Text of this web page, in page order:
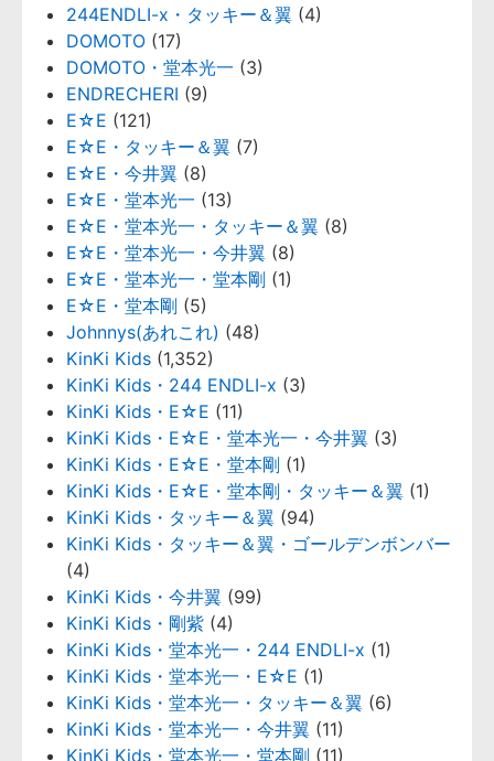
244ENDLI-x・タッキー＆翼 (4)
DOMOTO (17)
DOMOTO・堂本光一 (3)
ENDRECHERI (9)
E☆E (121)
E☆E・タッキー＆翼 (7)
E☆E・今井翼 (8)
E☆E・堂本光一 (13)
E☆E・堂本光一・タッキー＆翼 (8)
E☆E・堂本光一・今井翼 (8)
E☆E・堂本光一・堂本剛 (1)
E☆E・堂本剛 (5)
Johnnys(あれこれ) (48)
KinKi Kids (1,352)
KinKi Kids・244 ENDLI-x (3)
KinKi Kids・E☆E (11)
KinKi Kids・E☆E・堂本光一・今井翼 (3)
KinKi Kids・E☆E・堂本剛 (1)
KinKi Kids・E☆E・堂本剛・タッキー＆翼 (1)
KinKi Kids・タッキー＆翼 (94)
KinKi Kids・タッキー＆翼・ゴールデンボンバー
(4)
KinKi Kids・今井翼 (99)
KinKi Kids・剛紫 (4)
KinKi Kids・堂本光一・244 ENDLI-x (1)
KinKi Kids・堂本光一・E☆E (1)
KinKi Kids・堂本光一・タッキー＆翼 (6)
KinKi Kids・堂本光一・今井翼 (11)
KinKi Kids・堂本光一・堂本剛 (11)